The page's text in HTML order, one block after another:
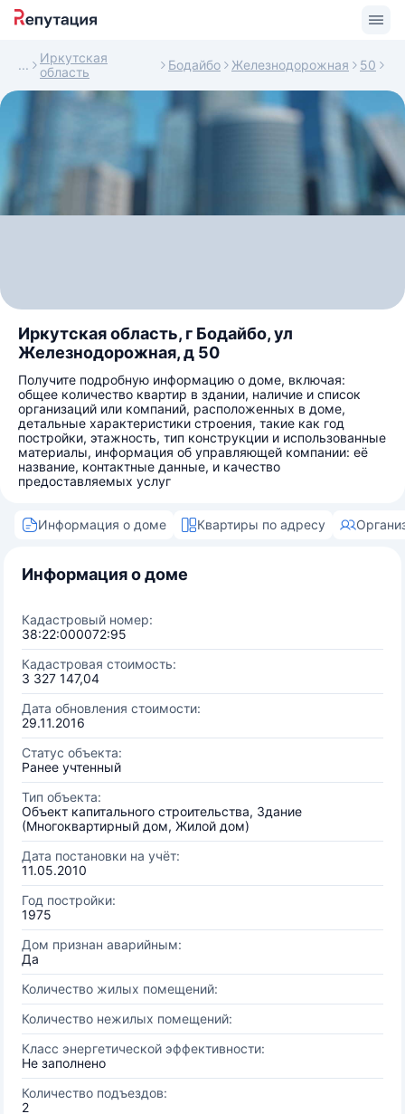
Иркутская
область
Бодайбо Железнодорожная 50
Иркутская область, г Бодайбо, ул
Железнодорожная, д 50
Получите подробную информацию о доме, включая:
общее количество квартир в здании, наличие и список
организаций или компаний, расположенных в доме,
детальные характеристики строения, такие как год
постройки, этажность, тип конструкции и использованные
материалы, информация об управляющей компании: её
название, контактные данные, и качество
предоставляемых услуг
Информация о доме Квартиры по адресу
Информация о доме
Кадастровый номер:
38:22:000072:95
Кадастровая стоимость:
3 327 147,04
Дата обновления стоимости:
29.11.2016
Статус объекта:
Ранее учтенный
Тип объекта:
Объект капитального строительства, Здание
(Многоквартирный дом, Жилой дом)
Дата постановки на учёт:
11.05.2010
Год постройки:
1975
Дом признан аварийным:
Да
Количество жилых помещений:
Количество нежилых помещений:
Класс энергетической эффективности:
Не заполнено
Количество подъездов:
2